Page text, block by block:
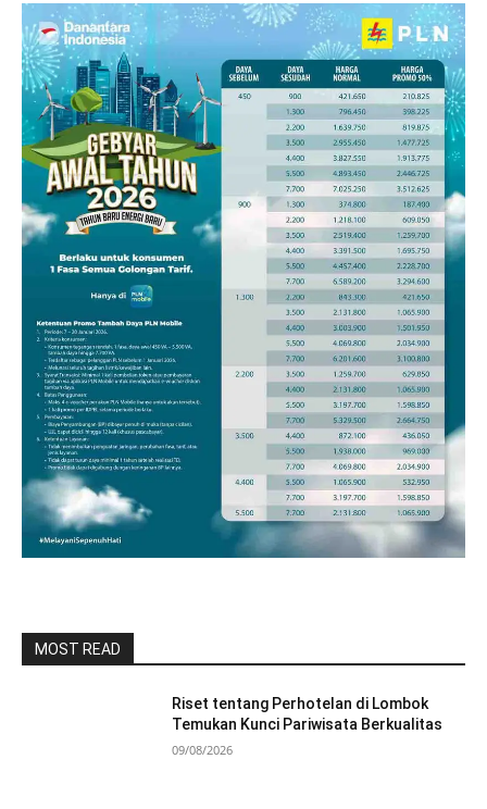
MOST READ
Riset tentang Perhotelan di Lombok
Temukan Kunci Pariwisata Berkualitas
09/08/2026